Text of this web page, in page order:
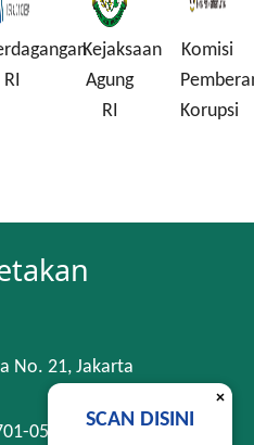
RI
Kejaksaan
Agung
RI
Komisi
Korupsi
No. 21, Jakarta
05
×
SCAN DISINI